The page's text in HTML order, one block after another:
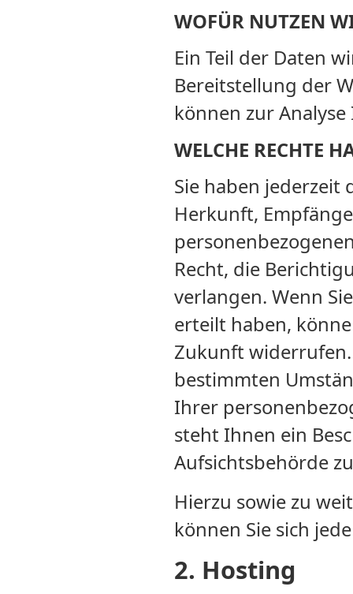
WOFÜR NUTZEN
Ein Teil der Daten
Bereitstellung der
können zur
WELCHE RECHTE
Sie haben jederzeit
Herkunft,
Recht, die
verlangen. Wenn
erteilt haben,
Zukunft
bestimmten
Ihrer
steht Ihnen ein
Aufsichtsbehörde
Hierzu sowie zu
können Sie sich
2. Hosting